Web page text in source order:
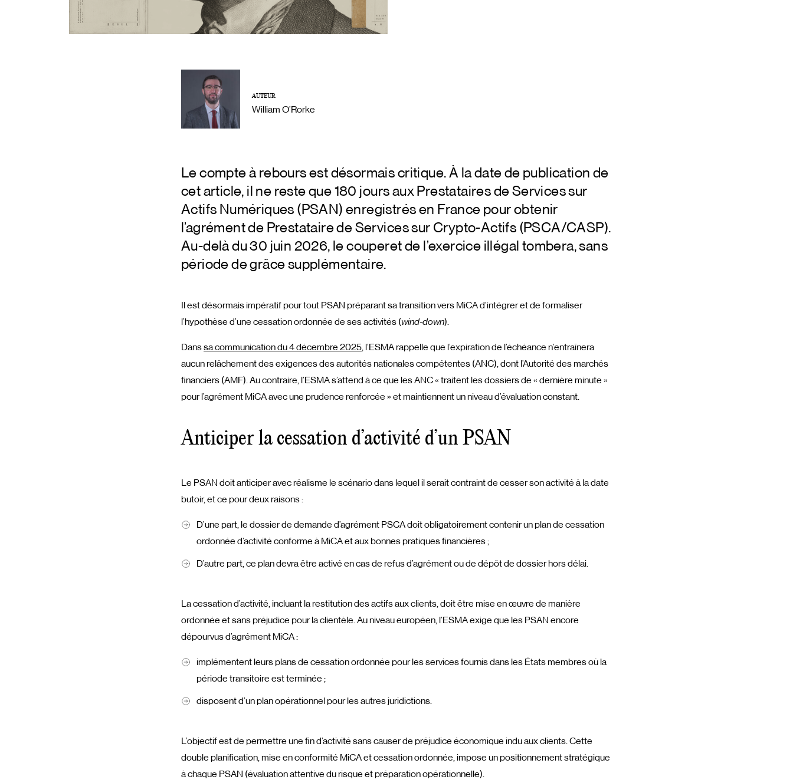
AUTEUR
William O’Rorke
Le compte à rebours est désormais critique. À la date de publication de
cet article, il ne reste que 180 jours aux Prestataires de Services sur
Actifs Numériques (PSAN) enregistrés en France pour obtenir
l’agrément de Prestataire de Services sur Crypto-Actifs (PSCA/CASP).
Au-delà du 30 juin 2026, le couperet de l’exercice illégal tombera, sans
période de grâce supplémentaire.
Il est désormais impératif pour tout PSAN préparant sa transition vers MiCA d’intégrer et de formaliser
l’hypothèse d’une cessation ordonnée de ses activités (wind-down).
Danssa communication du 4 décembre 2025 , l’ESMA rappelle que l’expiration de l’échéance n’entraînera
aucun relâchement des exigences des autorités nationales compétentes (ANC), dont l’Autorité des marchés
financiers (AMF). Au contraire, l’ESMA s’attend à ce que les ANC « traitent les dossiers de « dernière minute »
pour l’agrément MiCA avec une prudence renforcée » et maintiennent un niveau d’évaluation constant.
Anticiper la cessation d’activité d’un PSAN
Le PSAN doit anticiper avec réalisme le scénario dans lequel il serait contraint de cesser son activité à la date
butoir, et ce pour deux raisons :
D’une part, le dossier de demande d’agrément PSCA doit obligatoirement contenir un plan de cessation
ordonnée d’activité conforme à MiCA et aux bonnes pratiques financières ;
D’autre part, ce plan devra être activé en cas de refus d’agrément ou de dépôt de dossier hors délai.
La cessation d’activité, incluant la restitution des actifs aux clients, doit être mise en œuvre de manière
ordonnée et sans préjudice pour la clientèle. Au niveau européen, l’ESMA exige que les PSAN encore
dépourvus d’agrément MiCA :
implémentent leurs plans de cessation ordonnée pour les services fournis dans les États membres où la
période transitoire est terminée ;
disposent d’un plan opérationnel pour les autres juridictions.
L’objectif est de permettre une fin d’activité sans causer de préjudice économique indu aux clients. Cette
double planification, mise en conformité MiCA et cessation ordonnée, impose un positionnement stratégique
à chaque PSAN (évaluation attentive du risque et préparation opérationnelle).